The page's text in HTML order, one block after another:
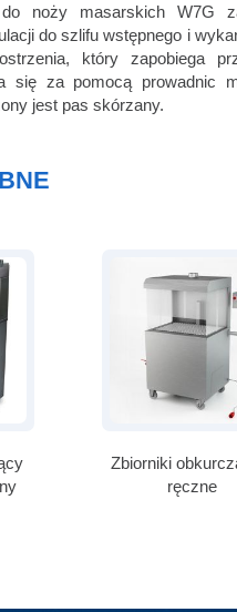
noży masarskich W7G
do szlifu wstępnego i
który zapobiega
się za pomocą prowadnic
jest pas skórzany.
Zbiorniki
ręczne